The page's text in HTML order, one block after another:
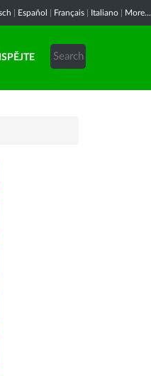
Español Français Italiano More...